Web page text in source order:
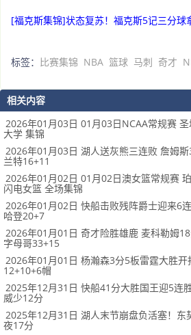
[福克斯集锦]状态复苏！福克斯5记三分球
标签： 比赛集锦 NBA 篮球 马刺 奇才
相关内容
2026年01月03日 01月03日NCAA常规赛
大学 集锦
2026年01月03日 湖人送灰熊三连败 詹姆
兰特16+11
2026年01月02日 01月02日澳女篮常规赛
闪电女篮 全场集锦
2026年01月02日 快船击败残阵爵士迎来6
哈登20+7
2026年01月01日 奇才险胜雄鹿 麦科勒姆
字母哥33+15
2026年01月01日 杨瀚森3分5板雷霆大胜开
12+10+6帽
2025年12月31日 快船41分大胜国王迎5连
威少12分
2025年12月31日 湖人末节崩盘负活塞！东
夜17分